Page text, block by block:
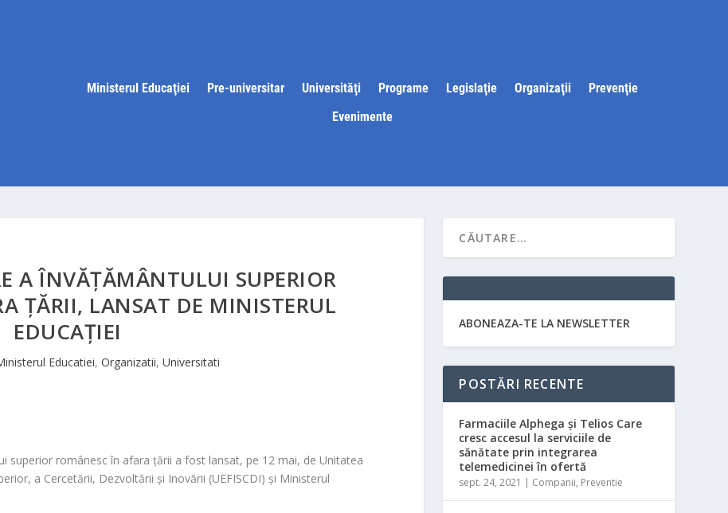
Ministerul Educaţiei Pre-universitar Universităţi Programe Legislaţie Organizaţii
Prevenţie
Evenimente
A ÎNVĂŢĂMÂNTULUI SUPERIOR
ŢĂRII, LANSAT DE MINISTERUL
EDUCAŢIEI
Educatiei, Organizatii, Universitati
superior românesc în afara ţării a fost lansat, pe 12 mai, de Unitatea
a Cercetării, Dezvoltării şi Inovării (UEFISCDI) şi Ministerul
ABONEAZA-TE LA NEWSLETTER
POSTĂRI RECENTE
Farmaciile Alphega și Telios Care
cresc accesul la serviciile de
sănătate prin integrarea
telemedicinei în ofertă
sept. 24, 2021 | Companii, Preventie